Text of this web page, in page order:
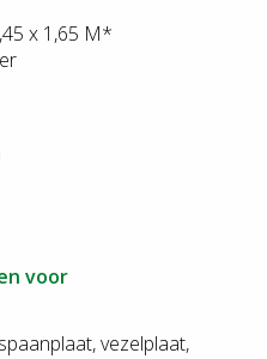
x 1,65 M*
voor
vezelplaat,